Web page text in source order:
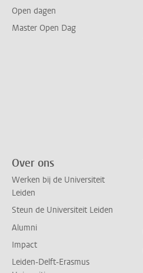
Open dagen
Master Open Dag
Over ons
Werken bij de Universiteit
Leiden
Steun de Universiteit Leiden
Alumni
Impact
Leiden-Delft-Erasmus